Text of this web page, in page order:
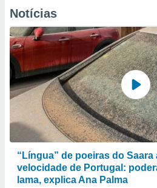
Notícias
“Língua” de poeiras do
velocidade de Portugal:
lama, explica Ana Palma